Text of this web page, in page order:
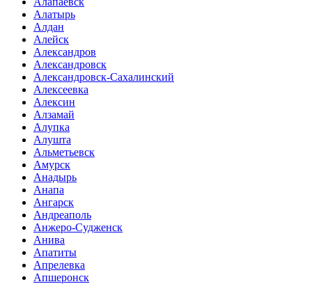
Алатырь
Алдан
Алейск
Александров
Александровск
Александровск-Сахалинский
Алексеевка
Алексин
Алзамай
Алупка
Алушта
Альметьевск
Амурск
Анадырь
Анапа
Ангарск
Андреаполь
Анжеро-Судженск
Анива
Апатиты
Апрелевка
Апшеронск